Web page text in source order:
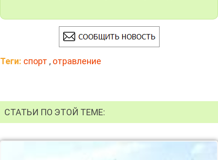
Теги: спорт , отравление
СТАТЬИ ПО ЭТОЙ ТЕМЕ: